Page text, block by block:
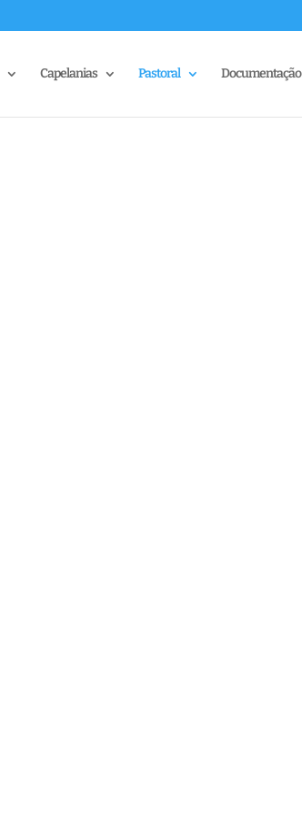
Capelanias Pastoral Documentação